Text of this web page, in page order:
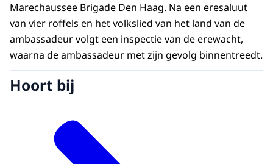
Marechaussee Brigade Den Haag. Na een eresaluut
van vier roffels en het volkslied van het land van de
ambassadeur volgt een inspectie van de erewacht,
waarna de ambassadeur met zijn gevolg binnentreedt.
Hoort bij